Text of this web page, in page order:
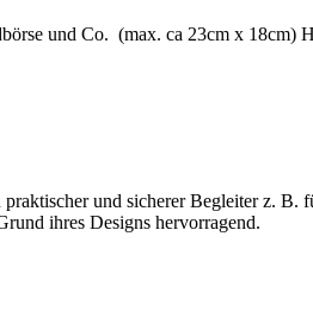
und Co. (max. ca 23cm x 18cm)
und sicherer Begleiter z.
ihres Designs hervorragend.